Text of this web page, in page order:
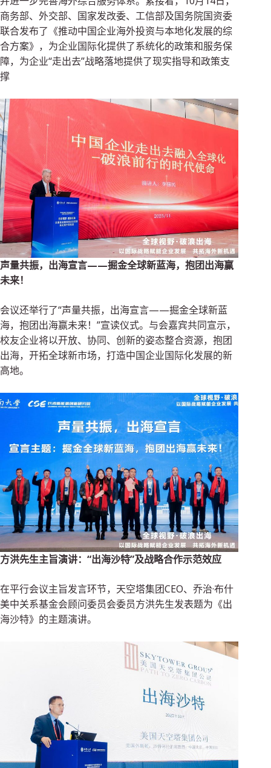
商务部、外交部、国家发改委、工信部及国务院国资委
联合发布了《推动中国企业海外投资与本地化发展的综
合方案》，为企业国际化提供了系统化的政策和服务保
障，为企业“走出去”战略落地提供了现实指导和政策支
撑
声量共振，出海宣言——掘金全球新蓝海，抱团出海赢
未来！
会议还举行了“声量共振，出海宣言——掘金全球新蓝
海，抱团出海赢未来！”宣读仪式。与会嘉宾共同宣示，
校友企业将以开放、协同、创新的姿态整合资源，抱团
出海，开拓全球新市场，打造中国企业国际化发展的新
高地。
方洪先生主旨演讲：“出海沙特”及战略合作示范效应
在平行会议主旨发言环节，天空塔集团CEO、乔治·布什
美中关系基金会顾问委员会委员方洪先生发表题为《出
海沙特》的主题演讲。